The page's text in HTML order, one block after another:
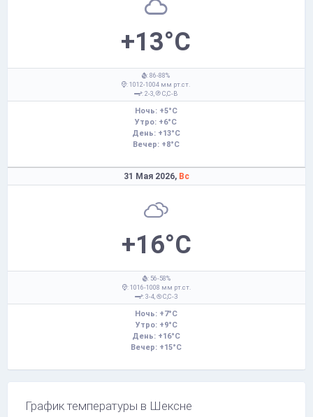
+13°C
: 86-88%
: 1012-1004 мм рт.ст.
: 2-3,
С,С-В
Ночь: +5°C
Утро: +6°C
День: +13°C
Вечер: +8°C
31 Мая 2026, Вс
+16°C
: 56-58%
: 1016-1008 мм рт.ст.
: 3-4,
С,С-З
Ночь: +7°C
Утро: +9°C
День: +16°C
Вечер: +15°C
График температуры в Шексне